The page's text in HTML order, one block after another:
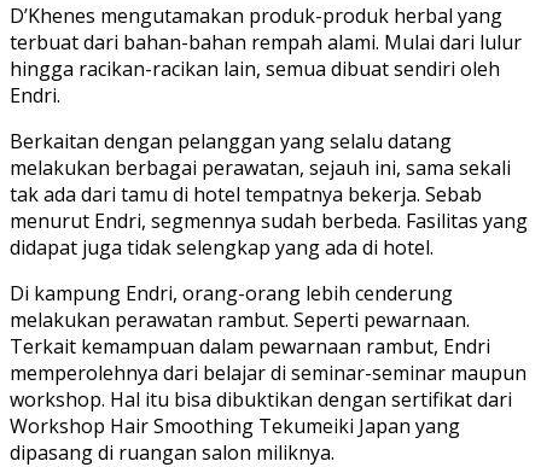
D’Khenes mengutamakan produk-produk herbal yang
terbuat dari bahan-bahan rempah alami. Mulai dari lulur
hingga racikan-racikan lain, semua dibuat sendiri oleh
Endri.
Berkaitan dengan pelanggan yang selalu datang
melakukan berbagai perawatan, sejauh ini, sama sekali
tak ada dari tamu di hotel tempatnya bekerja. Sebab
menurut Endri, segmennya sudah berbeda. Fasilitas yang
didapat juga tidak selengkap yang ada di hotel.
Di kampung Endri, orang-orang lebih cenderung
melakukan perawatan rambut. Seperti pewarnaan.
Terkait kemampuan dalam pewarnaan rambut, Endri
memperolehnya dari belajar di seminar-seminar maupun
workshop. Hal itu bisa dibuktikan dengan sertifikat dari
Workshop Hair Smoothing Tekumeiki Japan yang
dipasang di ruangan salon miliknya.